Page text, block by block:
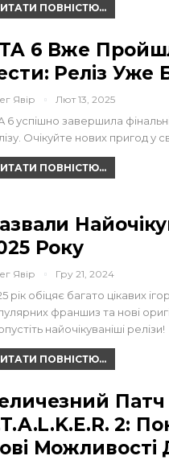
ПОВНІСТЮ...
6 Вже
Реліз Уже
Явір Лют 13, 2025
6 успішно завершила
Очікуйте нових пригод у
ПОВНІСТЮ...
Року
Явір Гру 21, 2024
рік обіцяє багато цікавих
франшиз та нові
найочікуваніші релізи!
ПОВНІСТЮ...
2:
Можливості